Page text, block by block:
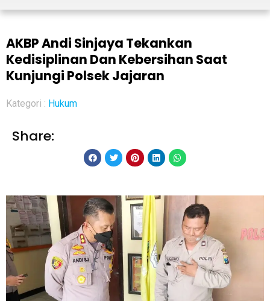
AKBP Andi Sinjaya Tekankan
Kedisiplinan Dan Kebersihan Saat
Kunjungi Polsek Jajaran
Kategori : Hukum
Share: